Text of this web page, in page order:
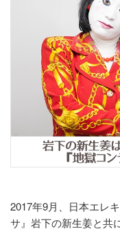
採用情報
> イワシカちゃん
> オンラインショップ
> メディア掲載
岩下の新生姜について
岩下の新生姜万年筆イン
2017年9月、日本エレ
サ』岩下の新生姜と共